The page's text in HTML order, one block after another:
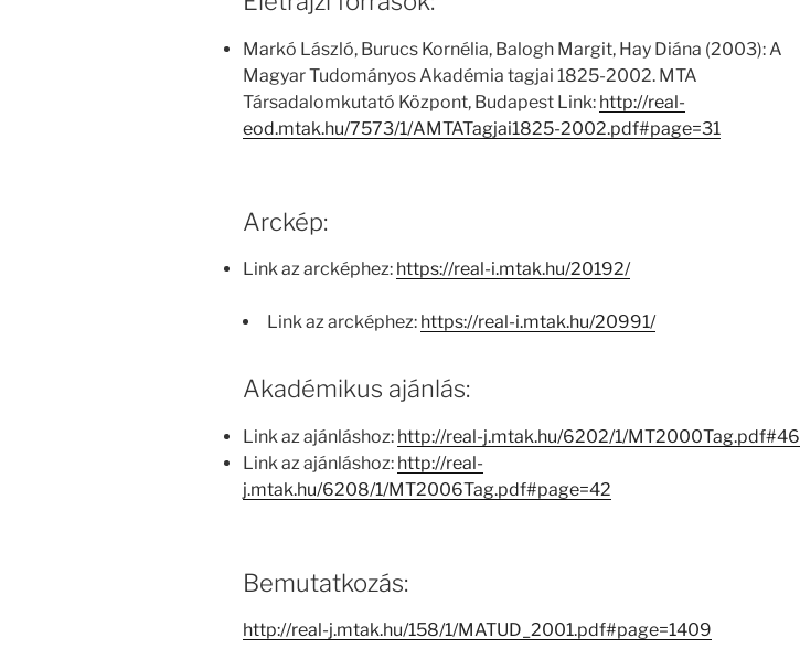
Markó László, Burucs Kornélia, Balogh Margit, Hay Diána (2003): A
Magyar Tudományos Akadémia tagjai 1825-2002. MTA
Társadalomkutató Központ, Budapest Link: http://real-
eod.mtak.hu/7573/1/AMTATagjai1825-2002.pdf#page=31
Arckép:
Link az arcképhez: https://real-i.mtak.hu/20192/
Link az arcképhez: https://real-i.mtak.hu/20991/
Akadémikus ajánlás:
Link az ajánláshoz: http://real-j.mtak.hu/6202/1/MT2000Tag.pdf#46
Link az ajánláshoz: http://real-
j.mtak.hu/6208/1/MT2006Tag.pdf#page=42
Bemutatkozás:
http://real-j.mtak.hu/158/1/MATUD_2001.pdf#page=1409